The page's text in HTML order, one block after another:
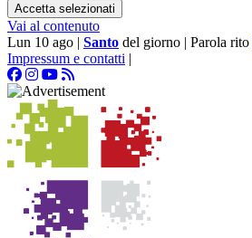
Accetta selezionati
Vai al contenuto
Lun 10 ago | Santo del giorno | Parola rito
Impressum e contatti |